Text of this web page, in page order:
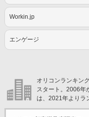
Workin.jp
エンゲージ
オリコンランキン
スタート。2006年
は、2021年よりラ